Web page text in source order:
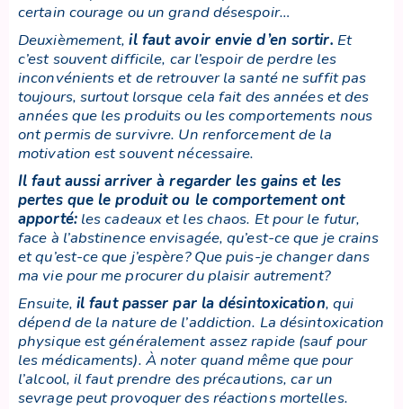
certain courage ou un grand désespoir…
Deuxièmement,il faut avoir envie d’en sortir. Et
c’est souvent difficile, car l’espoir de perdre les
inconvénients et de retrouver la santé ne suffit pas
toujours, surtout lorsque cela fait des années et des
années que les produits ou les comportements nous
ont permis de survivre. Un renforcement de la
motivation est souvent nécessaire.
Il faut aussi arriver à regarder les gains et les
pertes que le produit ou le comportement ont
apporté:les cadeaux et les chaos. Et pour le futur,
face à l’abstinence envisagée, qu’est-ce que je crains
et qu’est-ce que j’espère? Que puis-je changer dans
ma vie pour me procurer du plaisir autrement?
Ensuite, il faut passer par la désintoxication, qui
dépend de la nature de l’addiction. La désintoxication
physique est généralement assez rapide (sauf pour
les médicaments). À noter quand même que pour
l’alcool, il faut prendre des précautions, car un
sevrage peut provoquer des réactions mortelles.